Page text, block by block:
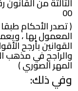
00
( تصدر الأحكام
المعمول بها ،
القوانين بأرجح
والراجح في مذهب
المهر الصوري )
وفي ذلك: